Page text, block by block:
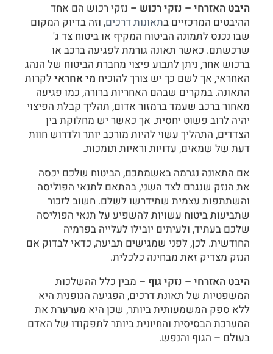
היבט האזרחי – נזקי רכוש – נזקי רכוש הם אחד
ההיבטים המרכזיים בתאונות דרכים, וזה בדיוק המקום
שבו נכנס לתמונה הביטוח המקיף או ביטוח צד ג'
שרכשתם. כאשר תאונה גורמת לפגיעה ברכב או
ברכוש אחר, ניתן לתבוע פיצוי מחברת הביטוח של הנהג
האחראי, אך לשם כך יש צורך להוכיח מי אחראי לקרות
התאונה. במקרים שבהם האחריות ברורה, כמו פגיעה
מאחור ברכב שעמד ברמזור אדום, תהליך קבלת הפיצוי
יהיה לרוב פשוט יחסית. אך כאשר יש מחלוקת בין
הצדדים, התהליך עשוי להיות מורכב יותר ולדרוש חוות
דעת של שמאים, עדויות וראיות תומכות.
אם התאונה נגרמה באשמתכם, הביטוח שלכם יכסה
את הנזק שנגרם לצד השני, בהתאם לתנאי הפוליסה
והשתתפות עצמית שתידרשו לשלם. חשוב לזכור
שתביעות ביטוח עשויות להשפיע על תנאי הפוליסה
שלכם בעתיד, ולעיתים יובילו לעלייה בפרמיה
החודשית. לכן, לפני שמגישים תביעה, כדאי לבדוק אם
הנזק מצדיק זאת מבחינה כלכלית.
היבט האזרחי – נזקי גוף – מבין כלל ההשלכות
המשפטיות של תאונת דרכים, הפגיעה הגופנית היא
ללא ספק המשמעותית ביותר, שכן היא מערערת את
המערכת הבסיסית והחיונית ביותר לתפקודו של האדם
בעולם – הגוף והנפש.